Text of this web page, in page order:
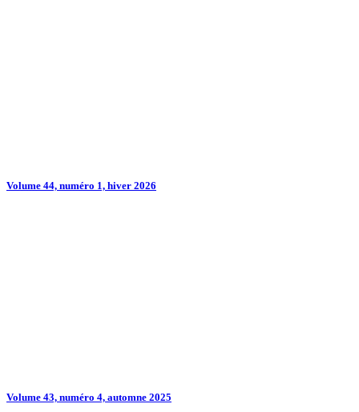
Volume 44, numéro 1, hiver 2026
Volume 43, numéro 4, automne 2025